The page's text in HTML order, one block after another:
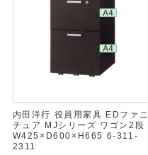
内田洋行 役員用家具 EDファニ
チュア MJシリーズ ワゴン2段
W425×D600×H665 6-311-
2311